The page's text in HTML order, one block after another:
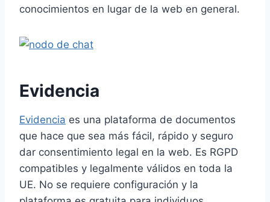
conocimientos en lugar de la web en general.
Evidencia
Evidencia es una plataforma de documentos
que hace que sea más fácil, rápido y seguro
dar consentimiento legal en la web. Es RGPD
compatibles y legalmente válidos en toda la
UE. No se requiere configuración y la